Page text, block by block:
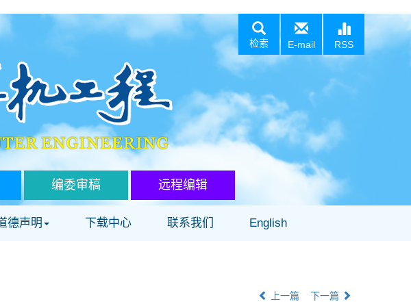
检索 E-mail RSS
编委审稿 远程编辑
德声明 下载中心 联系我们 English
上一篇 下一篇